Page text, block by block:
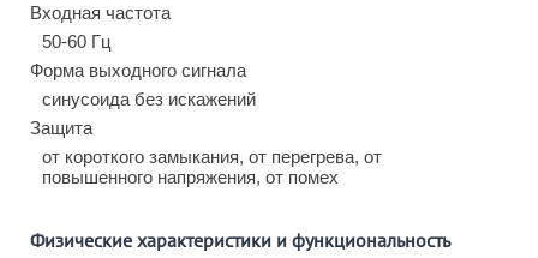
Входная частота
50-60 Гц
Форма выходного сигнала
синусоида без искажений
Защита
от короткого замыкания, от перегрева, от
повышенного напряжения, от помех
Физические характеристики и функциональность